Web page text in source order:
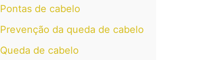
Pontas de cabelo
Prevenção da queda de cabelo
Queda de cabelo